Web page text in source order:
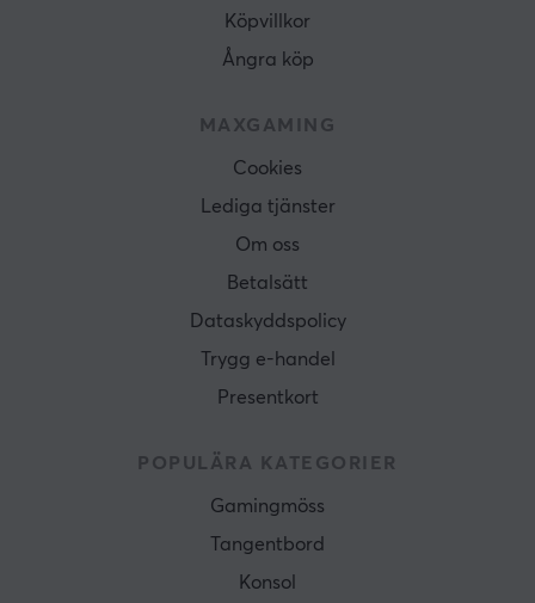
Köpvillkor
Ångra köp
MAXGAMING
Cookies
Lediga tjänster
Om oss
Betalsätt
Dataskyddspolicy
Trygg e-handel
Presentkort
POPULÄRA KATEGORIER
Gamingmöss
Tangentbord
Konsol